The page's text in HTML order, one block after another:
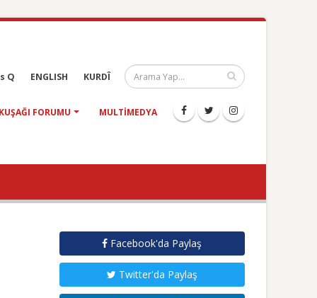
Q ENGLISH KURDÎ
FORUMU MULTIMEDYA
Facebook'da Paylaş
Twitter'da Paylaş